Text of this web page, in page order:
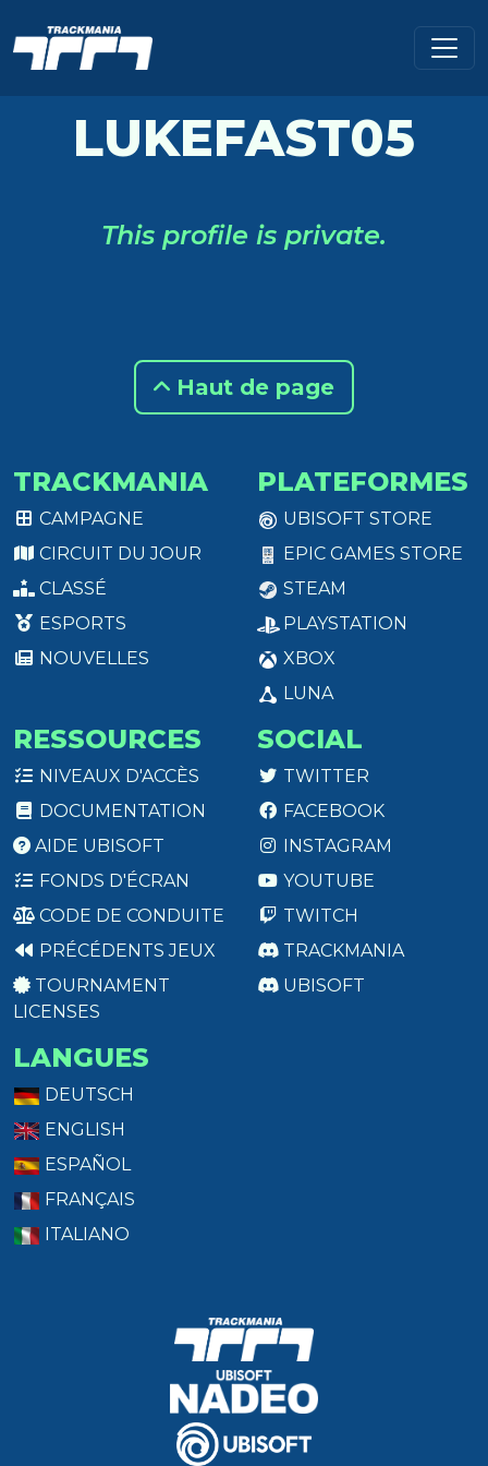
LUKEFAST05
This profile is private.
Haut de page
TRACKMANIA
CAMPAGNE
CIRCUIT DU JOUR
CLASSÉ
ESPORTS
NOUVELLES
PLATEFORMES
UBISOFT STORE
EPIC GAMES STORE
STEAM
PLAYSTATION
XBOX
LUNA
RESSOURCES
NIVEAUX D'ACCÈS
DOCUMENTATION
AIDE UBISOFT
FONDS D'ÉCRAN
CODE DE CONDUITE
PRÉCÉDENTS JEUX
TOURNAMENT
LICENSES
SOCIAL
TWITTER
FACEBOOK
INSTAGRAM
YOUTUBE
TWITCH
TRACKMANIA
UBISOFT
LANGUES
DEUTSCH
ENGLISH
ESPAÑOL
FRANÇAIS
ITALIANO